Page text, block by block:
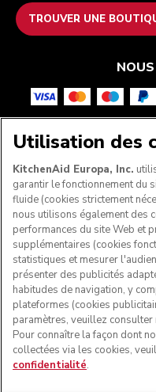
TROUVER UNE
© KitchenAid 2026 -
forme du robot
commerciales
Utilisation des
KitchenAid Europa, Inc.
garantir le fonctionnement du
fluide (cookies strictement
nous utilisons également des
performances du site Web et
supplémentaires (cookies
statistiques et mesurer
présenter des publicités
habitudes de navigation, y
plateformes (cookies
paramètres, veuillez consulter
Pour connaître la façon dont
collectées via les cookies,
confidentialité.